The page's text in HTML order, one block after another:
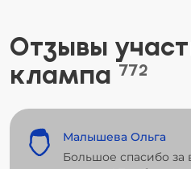
Отзывы
клампа 772
Малышева Ольга
Большое спасибо за